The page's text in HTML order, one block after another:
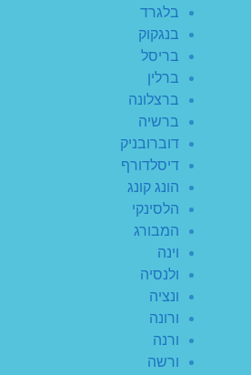
בלגרד
בנגקוק
בריסל
ברלין
ברצלונה
ברשיה
דוברובניק
דיסלדורף
הונג קונג
הלסינקי
המבורג
וינה
ולנסיה
ונציה
ורונה
ורנה
ורשה